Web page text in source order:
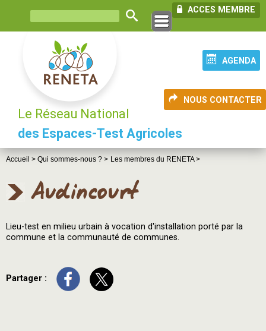
ACCES MEMBRE
AGENDA
NOUS CONTACTER
Le Réseau National
des Espaces-Test Agricoles
Accueil > Qui sommes-nous ? > Les membres du RENETA >
Audincourt
Lieu-test en milieu urbain à vocation d'installation porté par la
commune et la communauté de communes.
Partager :